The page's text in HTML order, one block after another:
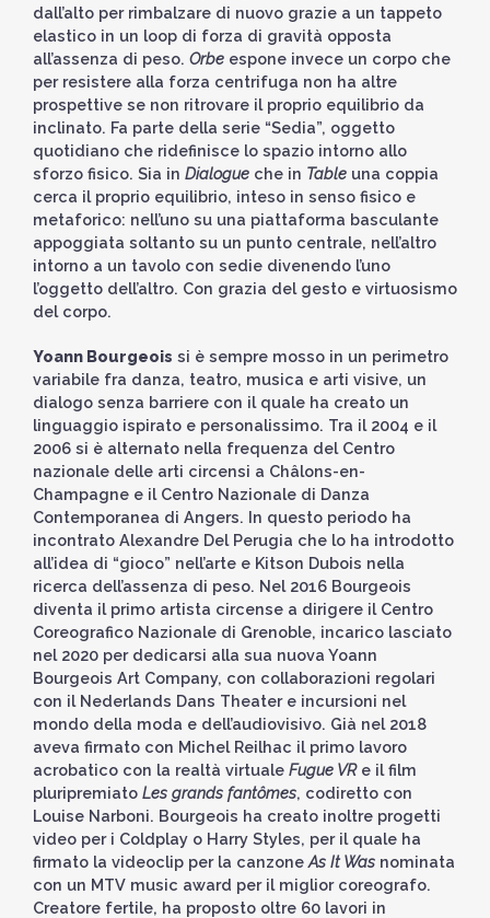
dall’alto per rimbalzare di nuovo grazie a un tappeto
elastico in un loop di forza di gravità opposta
all’assenza di peso. Orbe espone invece un corpo che
per resistere alla forza centrifuga non ha altre
prospettive se non ritrovare il proprio equilibrio da
inclinato. Fa parte della serie “Sedia”, oggetto
quotidiano che ridefinisce lo spazio intorno allo
sforzo fisico. Sia in Dialogue che in Table una coppia
cerca il proprio equilibrio, inteso in senso fisico e
metaforico: nell’uno su una piattaforma basculante
appoggiata soltanto su un punto centrale, nell’altro
intorno a un tavolo con sedie divenendo l’uno
l’oggetto dell’altro. Con grazia del gesto e virtuosismo
del corpo.
Yoann Bourgeois si è sempre mosso in un perimetro
variabile fra danza, teatro, musica e arti visive, un
dialogo senza barriere con il quale ha creato un
linguaggio ispirato e personalissimo. Tra il 2004 e il
2006 si è alternato nella frequenza del Centro
nazionale delle arti circensi a Châlons-en-
Champagne e il Centro Nazionale di Danza
Contemporanea di Angers. In questo periodo ha
incontrato Alexandre Del Perugia che lo ha introdotto
all’idea di “gioco” nell’arte e Kitson Dubois nella
ricerca dell’assenza di peso. Nel 2016 Bourgeois
diventa il primo artista circense a dirigere il Centro
Coreografico Nazionale di Grenoble, incarico lasciato
nel 2020 per dedicarsi alla sua nuova Yoann
Bourgeois Art Company, con collaborazioni regolari
con il Nederlands Dans Theater e incursioni nel
mondo della moda e dell’audiovisivo. Già nel 2018
aveva firmato con Michel Reilhac il primo lavoro
acrobatico con la realtà virtuale Fugue VRe il film
pluripremiato Les grands fantômes, codiretto con
Louise Narboni. Bourgeois ha creato inoltre progetti
video per i Coldplay o Harry Styles, per il quale ha
firmato la videoclip per la canzone As It Was nominata
con un MTV music award per il miglior coreografo.
Creatore fertile, ha proposto oltre 60 lavori in